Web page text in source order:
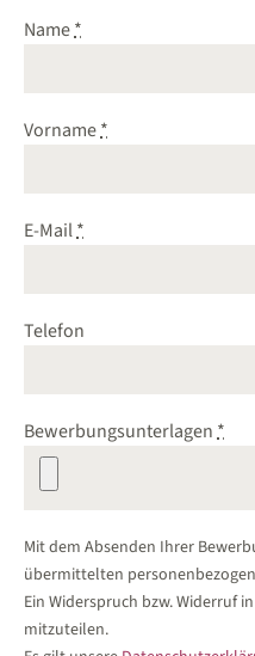
Name*
Vorname*
E-Mail*
Telefon
Bewerbungsunterlagen*
Mit dem Absenden Ihrer
übermittelten
Ein Widerspruch bzw. Widerruf
mitzuteilen.